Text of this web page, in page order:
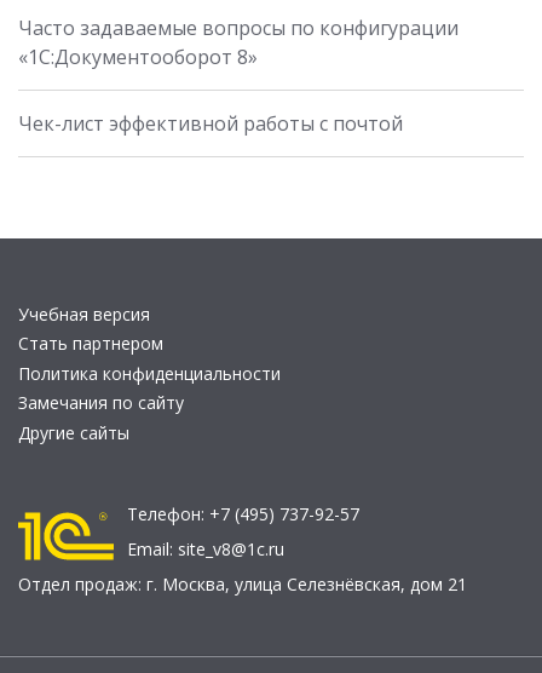
Часто задаваемые вопросы по конфигурации
«1С:Документооборот 8»
Чек-лист эффективной работы с почтой
Учебная версия
Стать партнером
Политика конфиденциальности
Замечания по сайту
Другие сайты
Телефон: +7 (495) 737-92-57
Email: site_v8@1c.ru
Отдел продаж: г. Москва, улица Селезнёвская, дом 21